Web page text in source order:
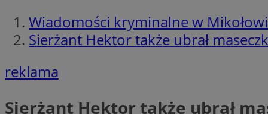
Wiadomości kryminalne w
Sierżant Hektor także ubrał
reklama
Sierżant Hektor także ubrał